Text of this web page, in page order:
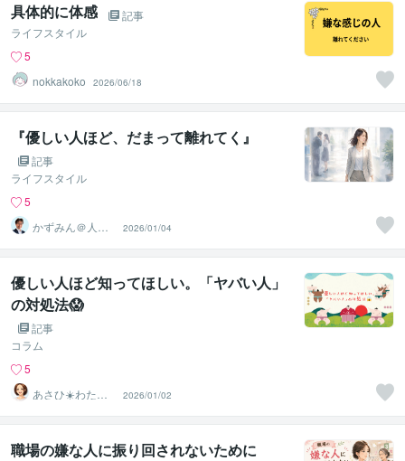
具体的に体感
記事
ライフスタイル
5
nokkakoko
2026/06/18
『優しい人ほど、だまって離れてく』
記事
ライフスタイル
5
かずみん＠人生
のモヤモヤ解消
アドバイザー
2026/01/04
優しい人ほど知ってほしい。「ヤバい人」
の対処法😱
記事
コラム
5
あさひ☀️わたし
なんて…を手放
す生き方へ
2026/01/02
職場の嫌な人に振り回されないために